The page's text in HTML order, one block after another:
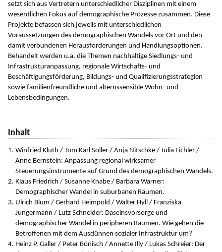
setzt sich aus Vertretern unterschiedlicher Disziplinen mit einem
wesentlichen Fokus auf demographische Prozesse zusammen. Diese
Projekte befassen sich jeweils mit unterschiedlichen
Voraussetzungen des demographischen Wandels vor Ort und den
damit verbundenen Herausforderungen und Handlungsoptionen.
Behandelt werden u.a. die Themen nachhaltige Siedlungs- und
Infrastrukturanpassung, regionale Wirtschafts- und
Beschäftigungsförderung, Bildungs- und Qualifizierungsstrategien
sowie familienfreundliche und alternssensible Wohn- und
Lebensbedingungen.
Inhalt
Winfried Kluth / Tom Karl Soller / Anja Nitschke / Julia Eichler /
Anne Bernstein: Anpassung regional wirksamer
Steuerungsinstrumente auf Grund des demographischen Wandels.
Klaus Friedrich / Susanne Knabe / Barbara Warner:
Demographischer Wandel in suburbanen Räumen.
Ulrich Blum / Gerhard Heimpold / Walter Hyll / Franziska
Jungermann / Lutz Schneider: Daseinsvorsorge und
demographischer Wandel in peripheren Räumen. Wie gehen die
Betroffenen mit dem Ausdünnen sozialer Infrastruktur um?
Heinz P. Galler / Peter Bönisch / Annette Illy / Lukas Schreier: Der